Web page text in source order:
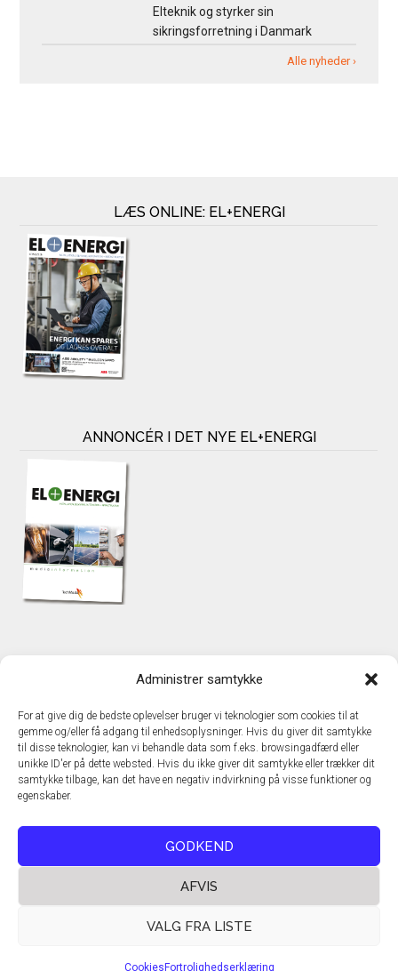
Administrer samtykke
For at give dig de bedste oplevelser bruger vi teknologier som cookies til at
gemme og/eller få adgang til enhedsoplysninger. Hvis du giver dit samtykke
til disse teknologier, kan vi behandle data som f.eks. browsingadfærd eller
unikke ID'er på dette websted. Hvis du ikke giver dit samtykke eller trækker dit
samtykke tilbage, kan det have en negativ indvirkning på visse funktioner og
egenskaber.
GODKEND
AFVIS
VALG FRA LISTE
Cookies Fortrolighedserklæring
Elteknik og styrker sin
sikringsforretning i Danmark
Alle nyheder ›
LÆS ONLINE: EL+ENERGI
ANNONCÉR I DET NYE EL+ENERGI
TechMedia A/S
DK – 2600 Glostrup
www.techmedia.dk
Telefon: +45 43 24 26 28
E-mail:info@techmedia.dk